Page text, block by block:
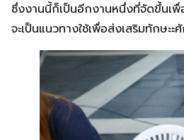
ซึ่งงานนี้ก็เป็นอีกงานหนึ่งที่จัดขึ้นเพื่
จะเป็นแนวทางใช้เพื่อส่งเสริมทักษะ